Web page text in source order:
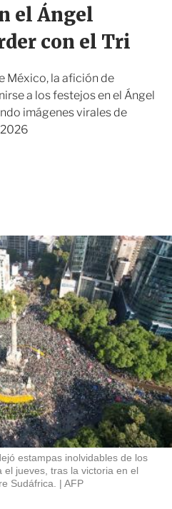
el Ángel
con el Tri
México, la afición de
a los festejos en el Ángel
imágenes virales de
estampas inolvidables de los
jueves, tras la victoria en el
Sudáfrica.
AFP